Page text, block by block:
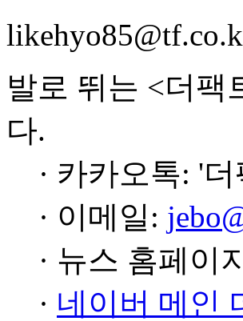
발로 뛰는 <더팩
다.
· 카카오톡: '
· 이메일:
· 뉴스 홈페이
· 네이버 메인